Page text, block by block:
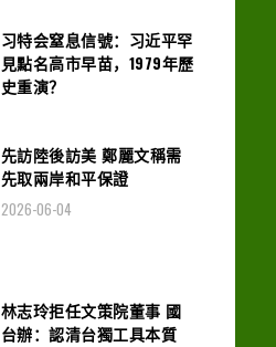
习特会窒息信號：习近平罕
見點名高市早苗，1979年歷
史重演？
先訪陸後訪美 鄭麗文稱需
先取兩岸和平保證
2026-06-04
林志玲拒任文策院董事 國
台辦：認清台獨工具本質